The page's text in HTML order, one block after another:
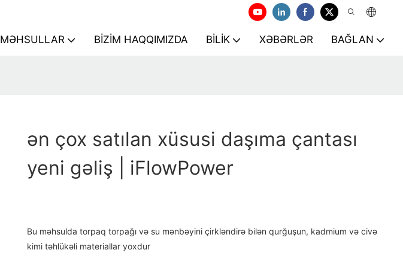
MƏHSULLAR BIZIM HAQQIMIZDA BILIK XƏBƏRLƏR BAĞLAN
ən çox satılan xüsusi daşıma çantası
yeni gəliş | iFlowPower
Bu məhsulda torpaq torpağı və su mənbəyini çirkləndirə bilən qurğuşun, kadmium və civə
kimi təhlükəli materiallar yoxdur